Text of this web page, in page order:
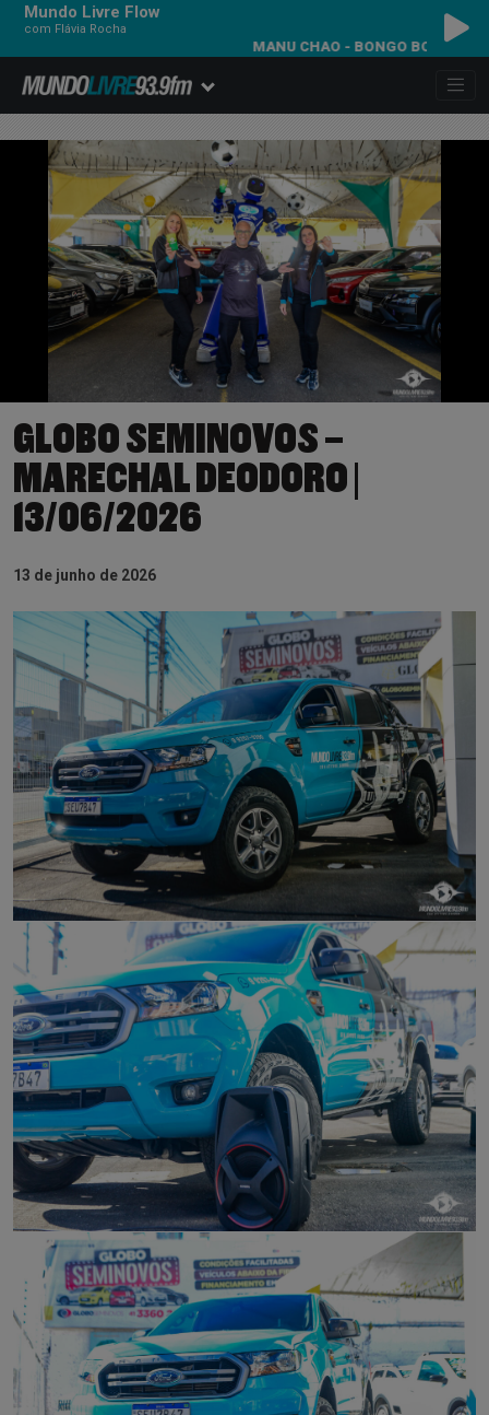
Mundo Livre Flow
com Flávia Rocha
GLOBO SEMINOVOS –
MARECHAL DEODORO |
13/06/2026
13 de junho de 2026